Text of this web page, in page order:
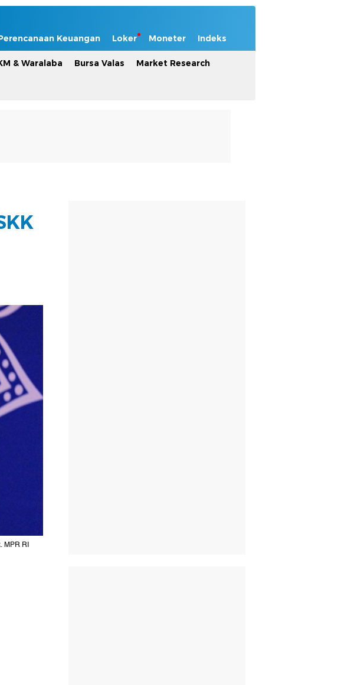
Keuangan Loker Moneter Indeks
& Waralaba Bursa Valas Market Research
MPR RI